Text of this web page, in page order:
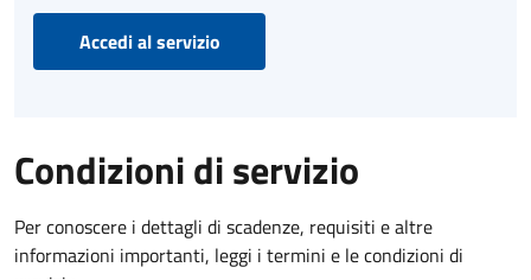
Accedi al servizio
Condizioni di servizio
Per conoscere i dettagli di scadenze, requisiti e altre
informazioni importanti, leggi i termini e le condizioni di